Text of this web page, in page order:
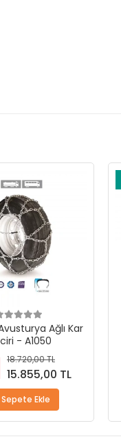
Avusturya Ağlı
- A1050
18.720,00 TL
15.855,00 TL
Sepete Ekle